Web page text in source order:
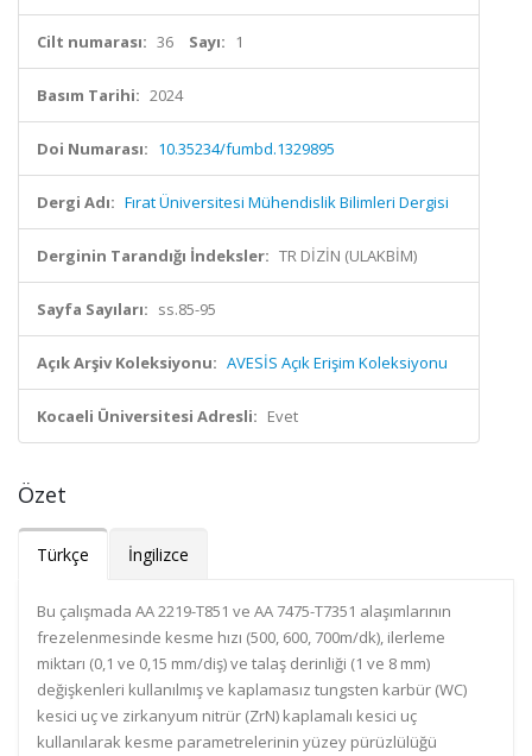
Cilt numarası: 36 Sayı: 1
Basım Tarihi: 2024
Doi Numarası: 10.35234/fumbd.1329895
Dergi Adı: Fırat Üniversitesi Mühendislik Bilimleri Dergisi
Derginin Tarandığı İndeksler: TR DİZİN (ULAKBİM)
Sayfa Sayıları: ss.85-95
Açık Arşiv Koleksiyonu: AVESİS Açık Erişim Koleksiyonu
Kocaeli Üniversitesi Adresli: Evet
Özet
Türkçe İngilizce
Bu çalışmada AA 2219-T851 ve AA 7475-T7351 alaşımlarının
frezelenmesinde kesme hızı (500, 600, 700m/dk), ilerleme
miktarı (0,1 ve 0,15 mm/diş) ve talaş derinliği (1 ve 8 mm)
değişkenleri kullanılmış ve kaplamasız tungsten karbür (WC)
kesici uç ve zirkanyum nitrür (ZrN) kaplamalı kesici uç
kullanılarak kesme parametrelerinin yüzey pürüzlülüğü